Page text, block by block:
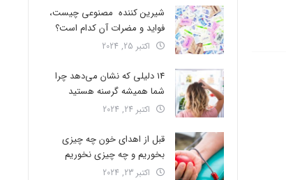
شیرین کننده مصنوعی چیست،
فواید و مضرات آن کدام است؟
اکتبر 25, 2024
14 دلیلی که نشان می‌دهد چرا
شما همیشه گرسنه هستید
اکتبر 24, 2024
قبل از اهدای خون چه چیزی
بخوریم و چه چیزی نخوریم
اکتبر 23, 2024